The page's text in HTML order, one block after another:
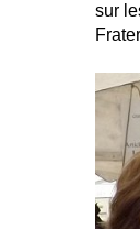
sur